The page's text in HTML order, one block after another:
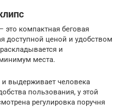
это компактная беговая
доступной ценой и удобством
и
места.
и выдерживает человека
пользования, у этой
регулировка поручня